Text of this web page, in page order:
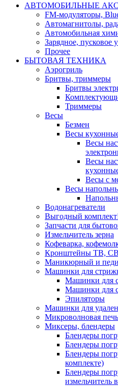
АВТОМОБИЛЬНЫЕ
FM-модуляторы,
Автомагнитолы,
Автомобильная
Зарядное, пусковое
Прочее
БЫТОВАЯ ТЕХНИКА
Аэрогриль
Бритвы, триммеры
Бритвы
Триммеры
Весы
Безмен
Весы
Весы
Весы
Весы с
Весы
Водонагреватели
Выгодный
Запчасти для
Измельчитель зерна
Кофеварка,
Кронштейны ТВ,
Маникюрный и
Машинки для
Машинки для
Машинки для
Эпиляторы
Машинки для
Микроволновая
Миксеры, блендеры
Блендеры
Блендеры
Блендеры
комплекте)
Блендеры
измельчитель